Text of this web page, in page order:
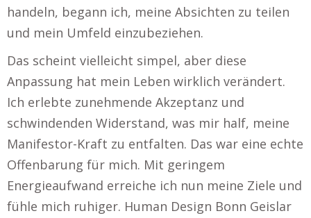
handeln, begann ich, meine Absichten zu teilen
und mein Umfeld einzubeziehen.
Das scheint vielleicht simpel, aber diese
Anpassung hat mein Leben wirklich verändert.
Ich erlebte zunehmende Akzeptanz und
schwindenden Widerstand, was mir half, meine
Manifestor-Kraft zu entfalten. Das war eine echte
Offenbarung für mich. Mit geringem
Energieaufwand erreiche ich nun meine Ziele und
fühle mich ruhiger. Human Design Bonn Geislar